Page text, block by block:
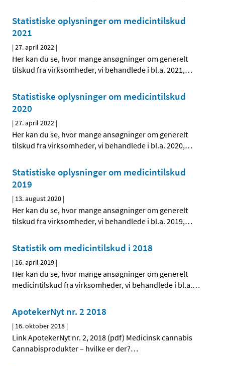
Statistiske oplysninger om medicintilskud
2021
|27. april 2022 |
Her kan du se, hvor mange ansøgninger om generelt
tilskud fra virksomheder, vi behandlede i bl.a. 2021,…
Statistiske oplysninger om medicintilskud
2020
|27. april 2022 |
Her kan du se, hvor mange ansøgninger om generelt
tilskud fra virksomheder, vi behandlede i bl.a. 2020,…
Statistiske oplysninger om medicintilskud
2019
| 13. august 2020 |
Her kan du se, hvor mange ansøgninger om generelt
tilskud fra virksomheder, vi behandlede i bl.a. 2019,…
Statistik om medicintilskud i 2018
| 16. april 2019 |
Her kan du se, hvor mange ansøgninger om generelt
medicintilskud fra virksomheder, vi behandlede i bl.a.…
ApotekerNyt nr. 2 2018
| 16. oktober 2018 |
Link ApotekerNyt nr. 2, 2018 (pdf) Medicinsk cannabis
Cannabisprodukter – hvilke er der?…